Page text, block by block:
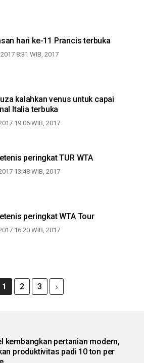
hari ke-11 Prancis terbuka
8:31 WIB, 2017
kalahkan venus untuk capai
Italia terbuka
19:06 WIB, 2017
peringkat TUR WTA
13:48 WIB, 2017
peringkat WTA Tour
16:20 WIB, 2017
1 2 3
kembangkan pertanian modern,
produktivitas padi 10 ton per